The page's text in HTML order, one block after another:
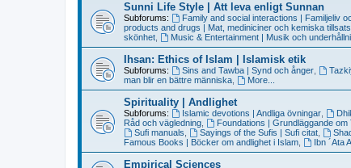
Sunni Life Style | Att leva enligt Sunnan
Subforums: Family and social interactions | Familjeliv
products and drugs | Mat, mediniciner och kemiska
skönhet
Music & Entertainment | Musik och
Ihsan: Ethics of Islam | Islamisk etik
Subforums: Sins and Tawba | Synd och ånger,
man blir en bättre människa
More...
Spirituality | Andlighet
Subforums: Islamic devotions | Andliga övningar,
Råd och vägledning
Foundations | Grundläggande om
Sufi manuals
Sayings of the Sufis | Sufi citat,
Famous Books | Böcker om andlighet i Islam
Ibn ´Ata
Empirical Sciences